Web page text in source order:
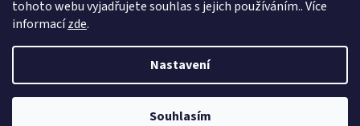
tohoto webu vyjadřujete souhlas s jejich používáním.. Více
informacízde.
Nastavení
Souhlasím
Vytvořil Shoptet
HPhobby s.r.o.. Všechna práva vyhrazena.